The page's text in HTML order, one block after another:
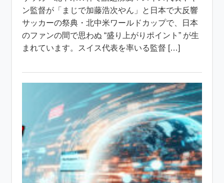
ン監督が「まじで加藤浩次やん」と日本で大反響
サッカーの祭典・北中米ワールドカップで、日本
のファンの間で思わぬ “盛り上がりポイント” が生
まれています。スイス代表を率いる監督 […]